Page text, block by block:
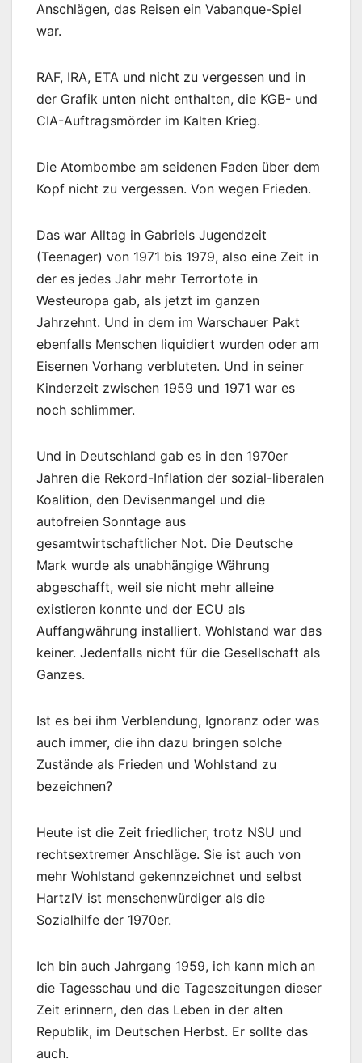
Anschlägen, das Reisen ein Vabanque-Spiel
war.
RAF, IRA, ETA und nicht zu vergessen und in
der Grafik unten nicht enthalten, die KGB- und
CIA-Auftragsmörder im Kalten Krieg.
Die Atombombe am seidenen Faden über dem
Kopf nicht zu vergessen. Von wegen Frieden.
Das war Alltag in Gabriels Jugendzeit
(Teenager) von 1971 bis 1979, also eine Zeit in
der es jedes Jahr mehr Terrortote in
Westeuropa gab, als jetzt im ganzen
Jahrzehnt. Und in dem im Warschauer Pakt
ebenfalls Menschen liquidiert wurden oder am
Eisernen Vorhang verbluteten. Und in seiner
Kinderzeit zwischen 1959 und 1971 war es
noch schlimmer.
Und in Deutschland gab es in den 1970er
Jahren die Rekord-Inflation der sozial-liberalen
Koalition, den Devisenmangel und die
autofreien Sonntage aus
gesamtwirtschaftlicher Not. Die Deutsche
Mark wurde als unabhängige Währung
abgeschafft, weil sie nicht mehr alleine
existieren konnte und der ECU als
Auffangwährung installiert. Wohlstand war das
keiner. Jedenfalls nicht für die Gesellschaft als
Ganzes.
Ist es bei ihm Verblendung, Ignoranz oder was
auch immer, die ihn dazu bringen solche
Zustände als Frieden und Wohlstand zu
bezeichnen?
Heute ist die Zeit friedlicher, trotz NSU und
rechtsextremer Anschläge. Sie ist auch von
mehr Wohlstand gekennzeichnet und selbst
HartzIV ist menschenwürdiger als die
Sozialhilfe der 1970er.
Ich bin auch Jahrgang 1959, ich kann mich an
die Tagesschau und die Tageszeitungen dieser
Zeit erinnern, den das Leben in der alten
Republik, im Deutschen Herbst. Er sollte das
auch.